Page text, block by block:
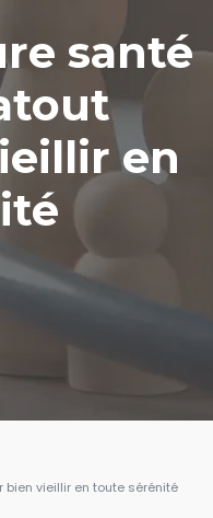
santé
en
bien vieillir en toute sérénité